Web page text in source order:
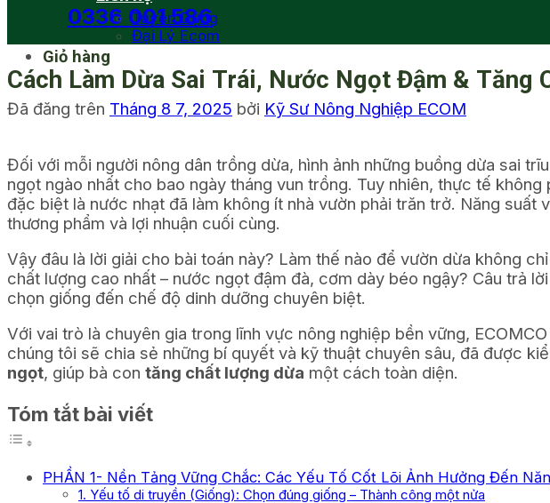
0336 001 586
Giỏ hàng
Tuyển Dụng
Đại Lý Ecom
Cách Làm Dừa Sai Trái, Nước Ngọt Đậm & Tăng
Đã đăng trên Tháng 8 7, 2025 bởi Kỹ Sư Nông Nghiệp ECOM
Đối với mỗi người nông dân trồng dừa, hình ảnh những buồng dừa sai
ngọt ngào nhất cho bao ngày tháng vun trồng. Tuy nhiên, thực tế
đặc biệt là nước nhạt đã làm không ít nhà vườn phải trăn trở. Năng
thương phẩm và lợi nhuận cuối cùng.
Vậy đâu là lời giải cho bài toán này? Làm thế nào để vườn dừa không
chất lượng cao nhất – nước ngọt đậm đà, cơm dày béo ngậy? Câu trả
chọn giống đến chế độ dinh dưỡng chuyên biệt.
Với vai trò là chuyên gia trong lĩnh vực nông nghiệp bền vững,
chúng tôi sẽ chia sẻ những bí quyết và kỹ thuật chuyên sâu, đã được
ngọt, giúp bà con tăng chất lượng dừa một cách toàn diện.
Tóm tắt bài viết
PHẦN 1- Nền Tảng Vững Chắc: Các Yếu Tố Cốt Lõi Ảnh Hưởng Đến
1. Yếu tố di truyền (Giống): Chọn đúng giống – Thành công một nửa